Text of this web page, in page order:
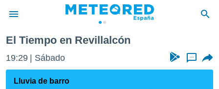
de
por
El Tiempo en Revillalcón
19:29 Sábado ...
Lluvia de barro